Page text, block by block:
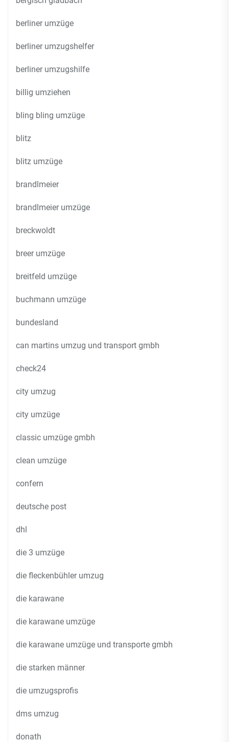
berliner umzüge
berliner umzugshelfer
berliner umzugshilfe
billig umziehen
bling bling umzüge
blitz
blitz umzüge
brandlmeier
brandlmeier umzüge
breckwoldt
breer umzüge
breitfeld umzüge
buchmann umzüge
bundesland
can martins umzug und transport gmbh
check24
city umzug
city umzüge
classic umzüge gmbh
clean umzüge
confern
deutsche post
dhl
die 3 umzüge
die fleckenbühler umzug
die karawane
die karawane umzüge
die karawane umzüge und transporte gmbh
die starken männer
die umzugsprofis
dms umzug
donath